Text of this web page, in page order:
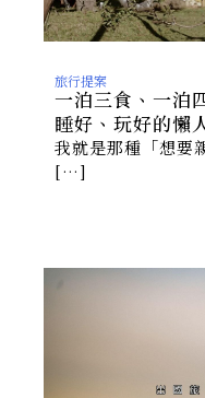
旅行提案
一泊三食、一泊
睡好、玩好的懶
我就是那種「想要
[…]